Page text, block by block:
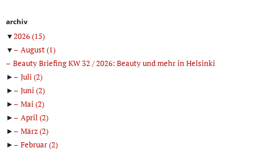
archiv
▼2026(15)
▼
August(1)
Beauty Briefing KW 32 / 2026: Beauty und mehr in Helsinki
►
Juli(2)
►
Juni(2)
►
Mai(2)
►
April(2)
►
März(2)
►
Februar(2)